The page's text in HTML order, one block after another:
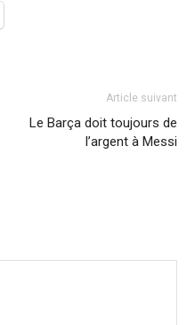
Article suivant
Le Barça doit toujours de
l’argent à Messi